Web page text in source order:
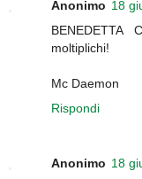
Anonimo 18
BENEDETTA
moltiplichi!
Mc Daemon
Rispondi
Anonimo 18